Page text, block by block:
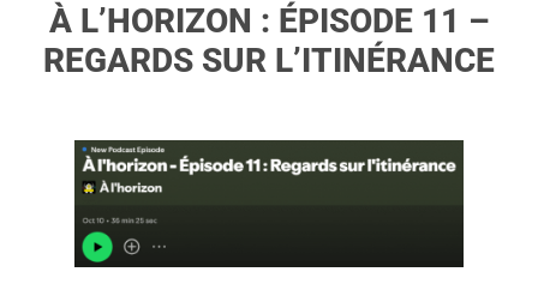
À L’HORIZON : ÉPISODE 11 –
REGARDS SUR L’ITINÉRANCE